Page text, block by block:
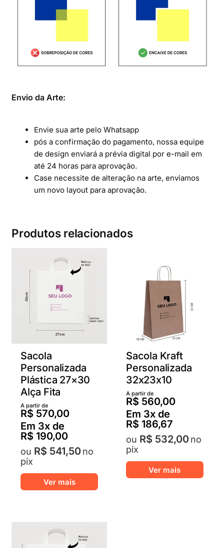
Envio da Arte:
Envie sua arte pelo Whatsapp
pós a confirmação do pagamento, nossa equipe
de design enviará a prévia digital por e-mail em
até 24 horas para aprovação.
Case necessite de alteração na arte, enviamos
um novo layout para aprovação.
Produtos relacionados
Sacola
Personalizada
Plástica 27×30
Alça Fita
A partir de
R$ 570,00
Em 3x de
R$ 190,00
R$ 541,50no
pix
Ver mais
Este
produto
variantes.
Sacola Kraft
Personalizada
32x23x10
A partir de
R$ 560,00
Em 3x de
R$ 186,67
R$ 532,00no
pix
Ver mais
Este